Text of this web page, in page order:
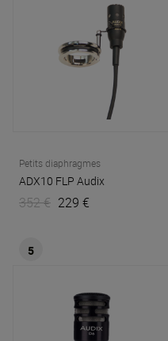
Petits diaphragmes
ADX10 FLP Audix
352 € 229 €
5